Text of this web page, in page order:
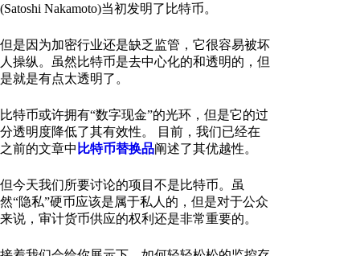
(Satoshi Nakamoto)当初发明了比特币。
但是因为加密行业还是缺乏监管，它很容易被坏
人操纵。虽然比特币是去中心化的和透明的，但
是就是有点太透明了。
比特币或许拥有“数字现金”的光环，但是它的过
分透明度降低了其有效性。 目前，我们已经在
之前的文章中 比特币替换品阐述了其优越性。
但今天我们所要讨论的项目不是比特币。虽
然“隐私”硬币应该是属于私人的，但是对于公众
来说，审计货币供应的权利还是非常重要的。